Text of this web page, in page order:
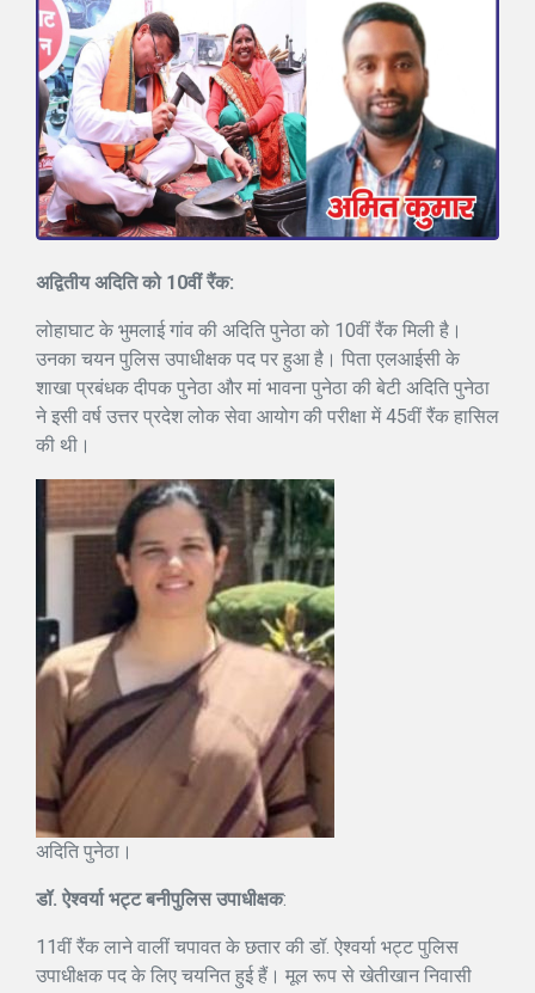
अद्वितीय अदिति को 10वीं रैंक:
लोहाघाट के भुमलाई गांव की अदिति पुनेठा को 10वीं रैंक मिली है।
उनका चयन पुलिस उपाधीक्षक पद पर हुआ है। पिता एलआईसी के
शाखा प्रबंधक दीपक पुनेठा और मां भावना पुनेठा की बेटी अदिति पुनेठा
ने इसी वर्ष उत्तर प्रदेश लोक सेवा आयोग की परीक्षा में 45वीं रैंक हासिल
की थी।
अदिति पुनेठा।
डॉ. ऐश्वर्या भट्ट बनीपुलिस उपाधीक्षक:
11वीं रैंक लाने वालीं चपावत के छतार की डॉ. ऐश्वर्या भट्ट पुलिस
उपाधीक्षक पद के लिए चयनित हुई हैं। मूल रूप से खेतीखान निवासी